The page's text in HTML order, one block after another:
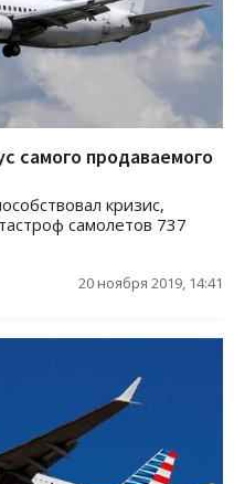
самого продаваемого
кризис,
самолетов 737
20 ноября 2019, 14:41